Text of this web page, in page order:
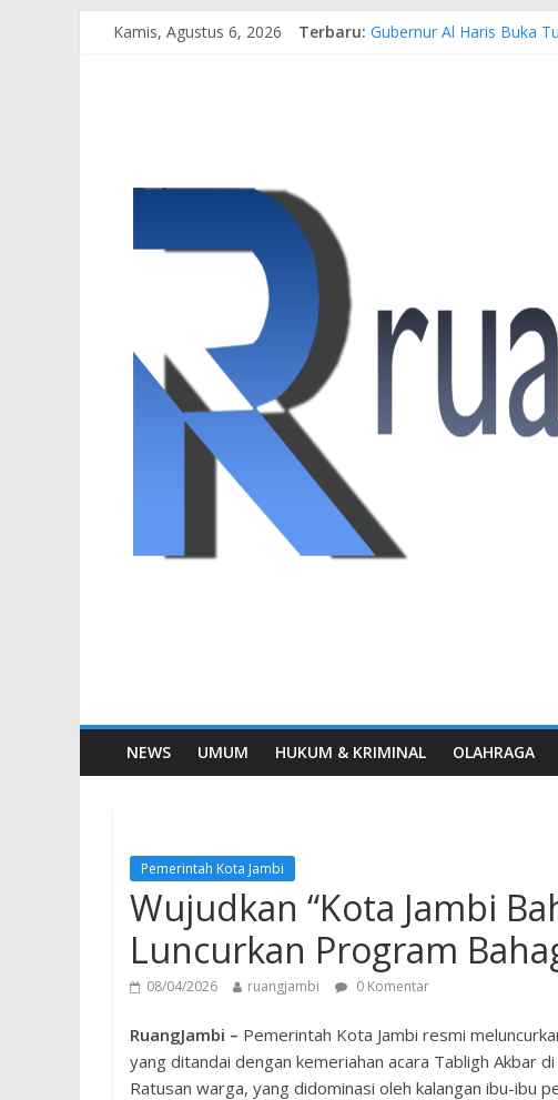
Kamis, Agustus 6, 2026 Terbaru: Gubernur Al Haris Buka
NEWS UMUM HUKUM & KRIMINAL OLAHRAGA
Pemerintah Kota Jambi
Wujudkan “Kota Jambi
Luncurkan Program
08/04/2026 ruangjambi 0 Komentar
RuangJambi – Pemerintah Kota Jambi resmi
yang ditandai dengan kemeriahan acara Tabligh Akbar
Ratusan warga, yang didominasi oleh kalangan ibu-ibu